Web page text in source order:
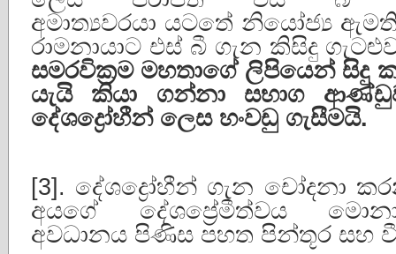
අමාත්‍යවරයා යටතේ නියෝජ්‍ය
රාමනායාට එස් බී ගැන කිසිදු
සමරවික්‍රම මහතාගේ ලිපියෙන්
යැයි කියා ගන්නා සභාග
දේශද්‍රෝහීන් ලෙස හංවඩු ගැසීමයි.
[3]. දේශද්‍රෝහීන් ගැන චෝදනා
අයගේ දේශප්‍රේමීත්වය
අවධානය පිණිස පහත පින්තූර සහ